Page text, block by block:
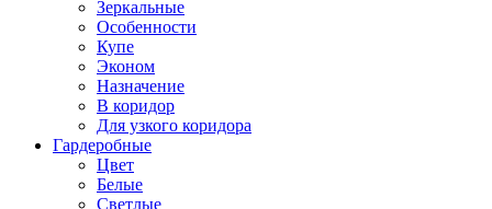
Зеркальные
Особенности
Купе
Эконом
Назначение
В коридор
Для узкого коридора
Гардеробные
Цвет
Белые
Светлые